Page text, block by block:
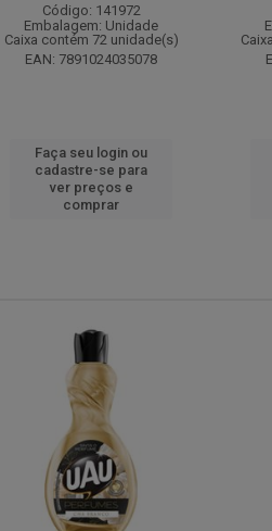
Código: 141972
Embalagem: Unidade
Caixa contém 72 unidade(s)
EAN: 7891024035078
Faça seu login ou
cadastre-se para
ver preços e
comprar